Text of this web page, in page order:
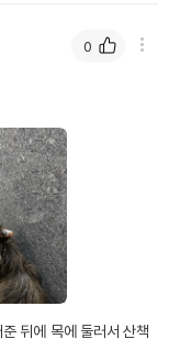
뒤에 목에 둘러서 산책
0